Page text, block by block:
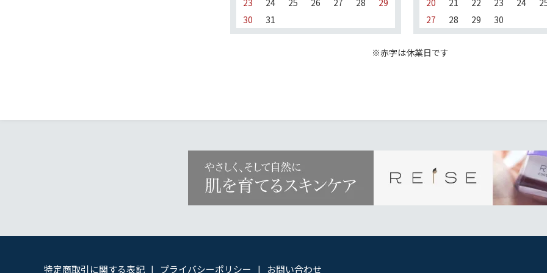
23 24 25 26 27 28
29
30
31
20 21 22 23 24
27
28 29 30
※赤字は休業日です
特定商取引に関する表記 プライバシーポリシー お問い合わせ